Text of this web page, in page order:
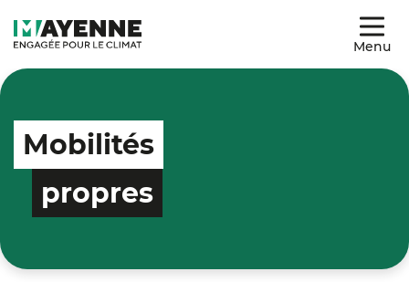
Menu
Mobilités
propres